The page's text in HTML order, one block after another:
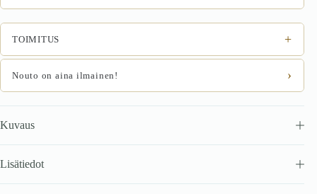
TOIMITUS +
Nouto on aina ilmainen! ›
Kuvaus
Lisätiedot